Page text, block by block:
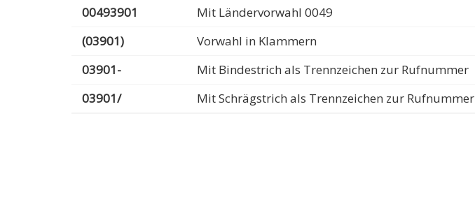
00493901
Mit Ländervorwahl 0049
(03901)
Vorwahl in Klammern
03901-
Mit Bindestrich als Trennzeichen zur Rufnummer
03901/
Mit Schrägstrich als Trennzeichen zur Rufnummer